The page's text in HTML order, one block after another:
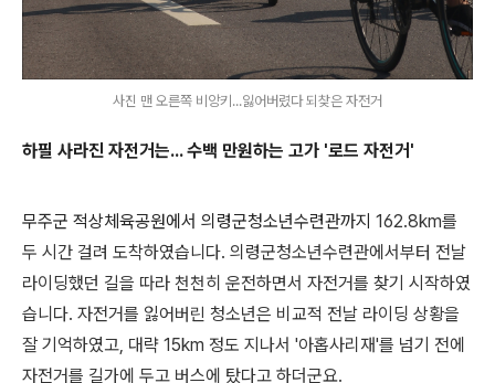
사진 맨 오른쪽 비앙키...잃어버렸다 되찾은 자전거
하필 사라진 자전거는... 수백 만원하는 고가 '로드 자전거'
무주군 적상체육공원에서 의령군청소년수련관까지 162.8km를
두 시간 걸려 도착하였습니다. 의령군청소년수련관에서부터 전날
라이딩했던 길을 따라 천천히 운전하면서 자전거를 찾기 시작하였
습니다. 자전거를 잃어버린 청소년은 비교적 전날 라이딩 상황을
잘 기억하였고, 대략 15km 정도 지나서 '아홉사리재'를 넘기 전에
자전거를 길가에 두고 버스에 탔다고 하더군요.